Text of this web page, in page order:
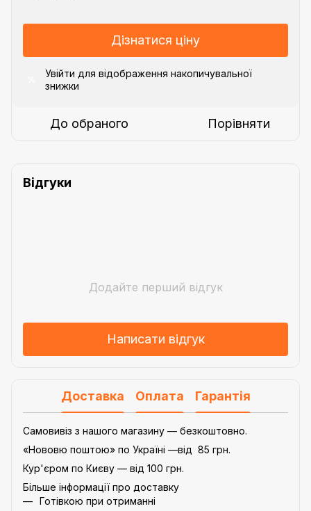
Дізнатися ціну
Увійти для відображення накопичувальної
знижки
До обраного Порівняти
Відгуки
Додайте перший відгук
Написати відгук
Доставка Оплата Гарантія
Самовивіз з нашого магазину — безкоштовно.
«Нововю поштою» по Україні —від 85 грн.
Кур'єром по Києву — від 100 грн.
Більше інформації про доставку
Готівкою при отриманні